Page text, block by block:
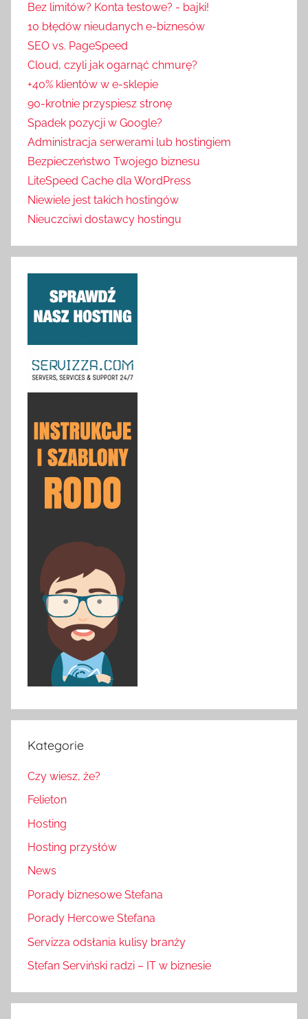
Bez limitów? Konta testowe? - bajki!
10 błędów nieudanych e-biznesów
SEO vs. PageSpeed
Cloud, czyli jak ogarnąć chmurę?
+40% klientów w e-sklepie
90-krotnie przyspiesz stronę
Spadek pozycji w Google?
Administracja serwerami lub hostingiem
Bezpieczeństwo Twojego biznesu
LiteSpeed Cache dla WordPress
Niewiele jest takich hostingów
Nieuczciwi dostawcy hostingu
Kategorie
Czy wiesz, że?
Felieton
Hosting
Hosting przysłów
News
Porady biznesowe Stefana
Porady Hercowe Stefana
Servizza odsłania kulisy branży
Stefan Serviński radzi – IT w biznesie